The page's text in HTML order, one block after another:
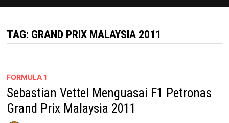
TAG: GRAND PRIX MALAYSIA 2011
FORMULA 1
Sebastian Vettel Menguasai F1 Petronas
Grand Prix Malaysia 2011